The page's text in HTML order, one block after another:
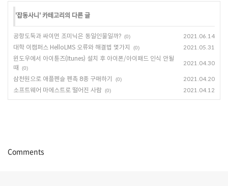
'잡동사니' 카테고리의 다른 글
공항도둑과 싸이먼 조미닉은 동일인물일까? (0) 2021.06.14
대학 이캠퍼스 HelloLMS 오류와 해결법 몇가지 (0) 2021.05.31
윈도우에서 아이튠즈(Itunes) 설치 후 아이폰/아이패드 인식 안될
때
(0)
2021.04.30
삼천원으로 애플펜슬 펜촉 8종 구매하기 (0) 2021.04.20
소프트웨어 마에스트로 떨어진 사람 (0) 2021.04.12
Comments